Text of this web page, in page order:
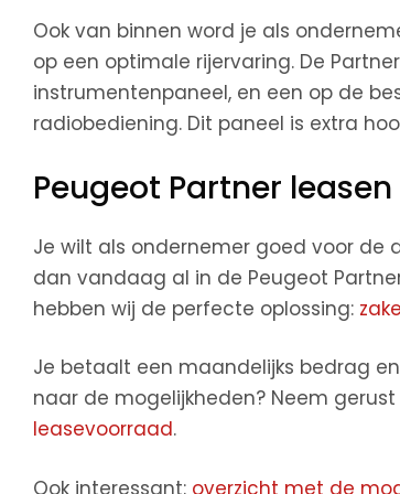
Ook van binnen word je als
op een optimale rijervaring. De
instrumentenpaneel, en een op de
radiobediening. Dit paneel is extra
Peugeot Partner leasen
Je wilt als ondernemer goed voor de
dan vandaag al in de Peugeot
hebben wij de perfecte oplossing:
Je betaalt een maandelijks bedrag
naar de mogelijkheden? Neem
leasevoorraad.
Ook interessant: overzicht met de